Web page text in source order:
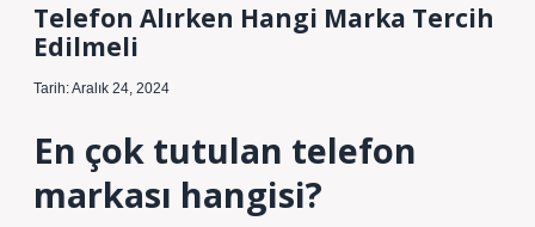
Telefon Alırken Hangi Marka Tercih
Edilmeli
Tarih: Aralık 24, 2024
En çok tutulan telefon
markası hangisi?